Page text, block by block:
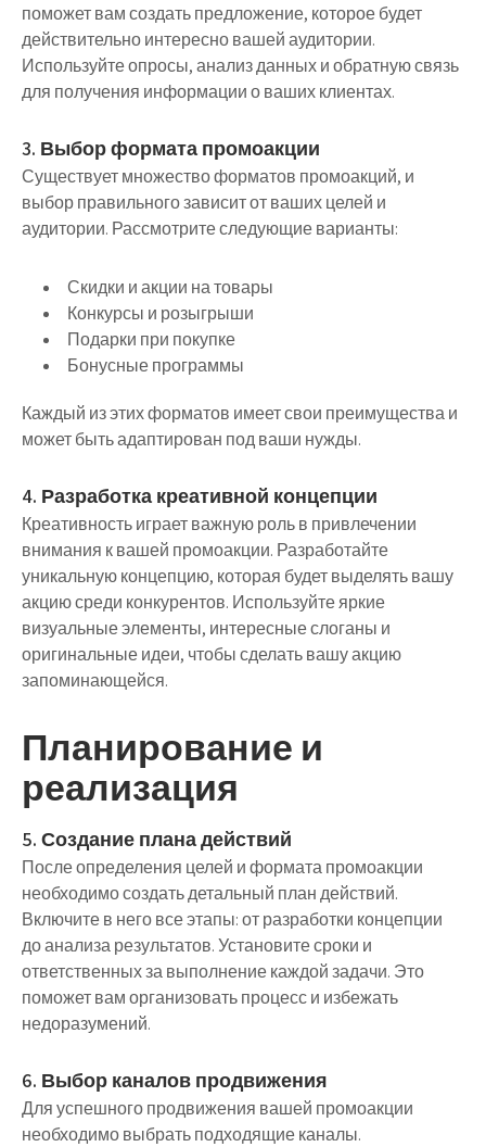
поможет вам создать предложение, которое будет
действительно интересно вашей аудитории.
Используйте опросы, анализ данных и обратную связь
для получения информации о ваших клиентах.
3. Выбор формата промоакции
Существует множество форматов промоакций, и
выбор правильного зависит от ваших целей и
аудитории. Рассмотрите следующие варианты:
Скидки и акции на товары
Конкурсы и розыгрыши
Подарки при покупке
Бонусные программы
Каждый из этих форматов имеет свои преимущества и
может быть адаптирован под ваши нужды.
4. Разработка креативной концепции
Креативность играет важную роль в привлечении
внимания к вашей промоакции. Разработайте
уникальную концепцию, которая будет выделять вашу
акцию среди конкурентов. Используйте яркие
визуальные элементы, интересные слоганы и
оригинальные идеи, чтобы сделать вашу акцию
запоминающейся.
Планирование и
реализация
5. Создание плана действий
После определения целей и формата промоакции
необходимо создать детальный план действий.
Включите в него все этапы: от разработки концепции
до анализа результатов. Установите сроки и
ответственных за выполнение каждой задачи. Это
поможет вам организовать процесс и избежать
недоразумений.
6. Выбор каналов продвижения
Для успешного продвижения вашей промоакции
необходимо выбрать подходящие каналы.